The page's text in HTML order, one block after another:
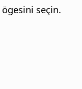
ögesini seçin.